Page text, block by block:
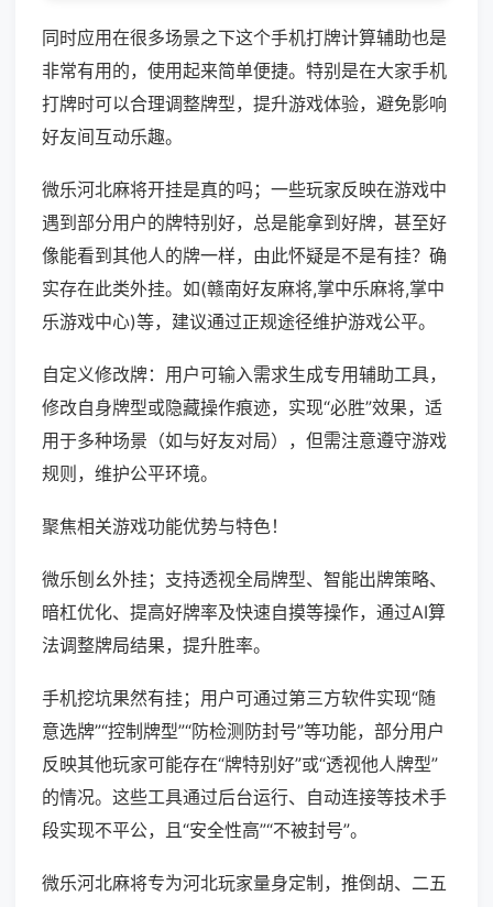
同时应用在很多场景之下这个手机打牌计算辅助也是
非常有用的，使用起来简单便捷。特别是在大家手机
打牌时可以合理调整牌型，提升游戏体验，避免影响
好友间互动乐趣。
微乐河北麻将开挂是真的吗；一些玩家反映在游戏中
遇到部分用户的牌特别好，总是能拿到好牌，甚至好
像能看到其他人的牌一样，由此怀疑是不是有挂？确
实存在此类外挂。如(赣南好友麻将,掌中乐麻将,掌中
乐游戏中心)等，建议通过正规途径维护游戏公平。
自定义修改牌：用户可输入需求生成专用辅助工具，
修改自身牌型或隐藏操作痕迹，实现“必胜”效果，适
用于多种场景（如与好友对局），但需注意遵守游戏
规则，维护公平环境。
聚焦相关游戏功能优势与特色！
微乐刨幺外挂；支持透视全局牌型、智能出牌策略、
暗杠优化、提高好牌率及快速自摸等操作，通过AI算
法调整牌局结果，提升胜率。
手机挖坑果然有挂；用户可通过第三方软件实现“随
意选牌”“控制牌型”“防检测防封号”等功能，部分用户
反映其他玩家可能存在“牌特别好”或“透视他人牌型”
的情况。这些工具通过后台运行、自动连接等技术手
段实现不平公，且“安全性高”“不被封号”。
微乐河北麻将专为河北玩家量身定制，推倒胡、二五